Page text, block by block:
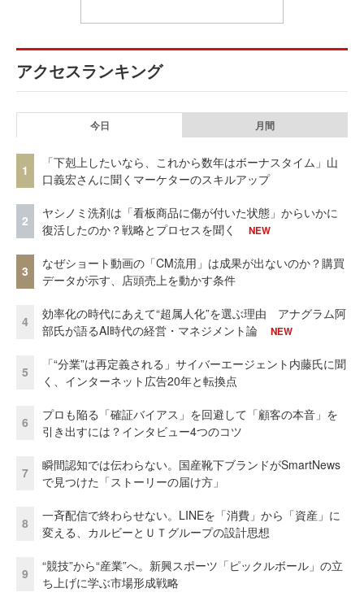
アクセスランキング
今日 月間
1
「下剋上したいなら、これから数年はボーナスタイム」山
口義宏さんに聞くマーケターのスキルアップ
2
ヤシノミ洗剤は「看板商品に傷が付いた状態」からいかに
復活したのか？戦略とプロセスを聞く
NEW
3
なぜショート動画の「CM流用」は成果が出ないのか？購買
データが示す、店頭売上を動かす条件
4
効率化の時代にあえて“超属人化”を選ぶ理由 アナグラム阿
部氏が語るAI時代の経営・マネジメント論
NEW
5
「“分業”は再定義される」サイバーエージェント内藤氏に聞
く、インターネット広告20年と転換点
6
プロも陥る「確証バイアス」を回避して「顧客の本音」を
引き出すには？インタビュー4つのコツ
7
瞬間認知では伝わらない。国産靴下ブランドがSmartNews
で見つけた「ストーリーの届け方」
8
一斉配信で終わらせない。LINEを「消費」から「資産」に
変える、カルビーとＵＴグループの設計思想
9
“競技”から“産業”へ。新興スポーツ「ピックルボール」の立
ち上げに学ぶ市場形成戦略